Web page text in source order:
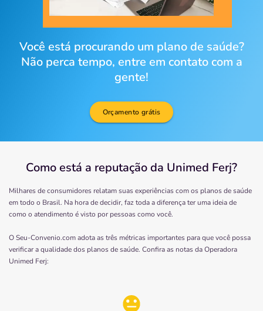
Você está procurando um plano de saúde?
Não perca tempo, entre em contato com a
gente!
Orçamento grátis
Como está a reputação da Unimed Ferj?
Milhares de consumidores relatam suas experiências com os planos de saúde
em todo o Brasil. Na hora de decidir, faz toda a diferença ter uma ideia de
como o atendimento é visto por pessoas como você.
O Seu-Convenio.com adota as três métricas importantes para que você possa
verificar a qualidade dos planos de saúde. Confira as notas da Operadora
Unimed Ferj: